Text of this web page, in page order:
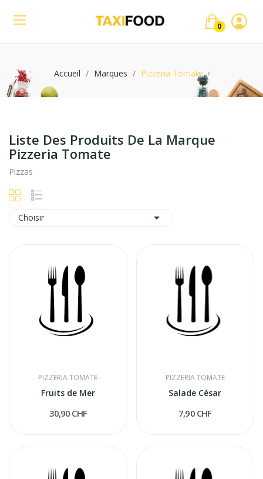
0
Accueil Marques Pizzeria Tomate
Liste Des Produits De La Marque
Pizzeria Tomate
Pizzas
Choisir 
PIZZERIA TOMATE
Fruits de Mer
30,90 CHF
PIZZERIA TOMATE
Salade César
7,90 CHF